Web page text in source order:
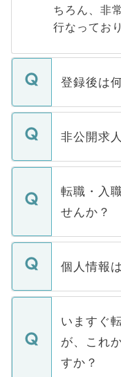
ちろん、非
行なってお
登録後は
ご登録いた
登録内容を
ます。通常
いただきま
い。
非公開求
マイナビ
うち約3割
けない「非
下記の理由
ません。
■応募殺到
関を公にし
に、医療機
みを人材紹
ています。
転職・入
せんか？
転職・入職
ん。また、
定を承諾す
の辞退の連
ますので、
個人情報
個人情報が
で、ご安心
などで収集
ご本人のキ
支援を目的
いますぐ
が、これ
すか？